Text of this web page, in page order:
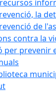
la
de
contra la
per prevenir